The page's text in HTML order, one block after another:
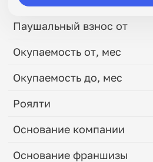
Паушальный взнос от
Окупаемость от, мес
Окупаемость до, мес
Роялти
Основание компании
Основание франшизы